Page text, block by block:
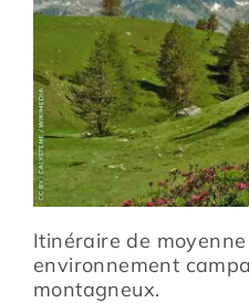
Itinéraire de
environnement
montagneux.